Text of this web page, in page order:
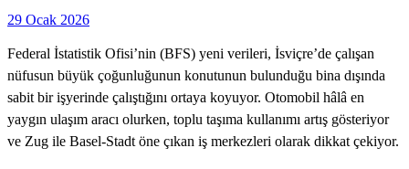
29 Ocak 2026
Federal İstatistik Ofisi’nin (BFS) yeni verileri, İsviçre’de çalışan
nüfusun büyük çoğunluğunun konutunun bulunduğu bina dışında
sabit bir işyerinde çalıştığını ortaya koyuyor. Otomobil hâlâ en
yaygın ulaşım aracı olurken, toplu taşıma kullanımı artış gösteriyor
ve Zug ile Basel-Stadt öne çıkan iş merkezleri olarak dikkat çekiyor.